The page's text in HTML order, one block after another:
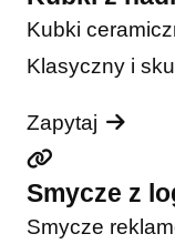
Kubki
Klasyczny i
Zapytaj
Smycze z
Smycze